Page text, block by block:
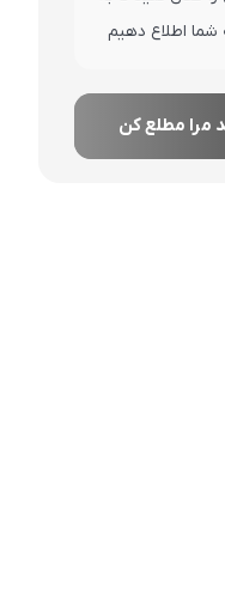
اطلاع دهیم
مرا مطلع کن